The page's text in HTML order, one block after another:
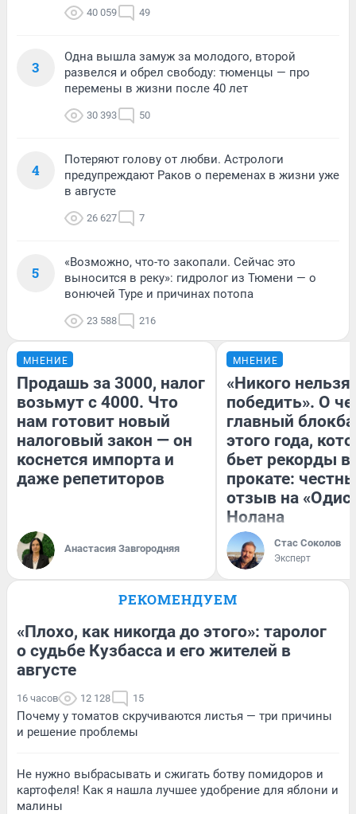
40 059 49
3
Одна вышла замуж за молодого, второй
развелся и обрел свободу: тюменцы — про
перемены в жизни после 40 лет
30 393 50
4
Потеряют голову от любви. Астрологи
предупреждают Раков о переменах в жизни уже
в августе
26 627 7
5
«Возможно, что-то закопали. Сейчас это
выносится в реку»: гидролог из Тюмени — о
вонючей Туре и причинах потопа
23 588 216
МНЕНИЕ
Продашь за 3000, налог
возьмут с 4000. Что
нам готовит новый
налоговый закон — он
коснется импорта и
даже репетиторов
Анастасия Завгородняя
МНЕНИЕ
«Никого нельзя
победить». О
главный
этого года,
бьет рекорды в
прокате:
отзыв на
Нолана
Стас Соколов
Эксперт
РЕКОМЕНДУЕМ
«Плохо, как никогда до этого»: таролог
о судьбе Кузбасса и его жителей в
августе
16 часов 12 128 15
Почему у томатов скручиваются листья — три причины
и решение проблемы
Не нужно выбрасывать и сжигать ботву помидоров и
картофеля! Как я нашла лучшее удобрение для яблони и
малины